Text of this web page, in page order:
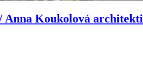
Anna Koukolová architekti